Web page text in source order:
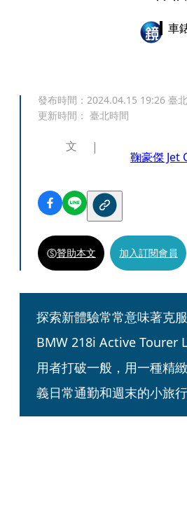
車
發布時間： 2024.04.15 19:26 臺
更新時間： 臺北時間
文
鞠豪傑 Jet
贊助本文 加入訂閱會員
探索新體驗常常意味著克
BMW 218i Active Tourer
用者打破一般，用一種精
義日常通勤和週末的小旅行